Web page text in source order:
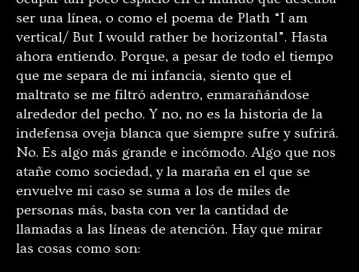
ser una línea, o como el poema de Plath “I am
vertical/ But I would rather be horizontal”. Hasta
ahora entiendo. Porque, a pesar de todo el tiempo
que me separa de mi infancia, siento que el
maltrato se me filtró adentro, enmarañándose
alrededor del pecho. Y no, no es la historia de la
indefensa oveja blanca que siempre sufre y sufrirá.
No. Es algo más grande e incómodo. Algo que nos
atañe como sociedad, y la maraña en el que se
envuelve mi caso se suma a los de miles de
personas más, basta con ver la cantidad de
llamadas a las líneas de atención. Hay que mirar
las cosas como son: